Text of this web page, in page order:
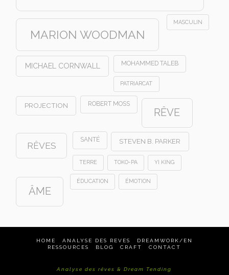
MARION WOODMAN
MASCULIN
MICHAEL CORNWALL MOHAMMED TALEB
PATRIARCAT
PROJECTION ROBERT MOSS
RÊVE
RÊVES
SANTÉ STEVEN B. PARKER
TERRE TOKO-PA YI KING
ÂME
ÉDUCATION ÉMOTION
HOME ANALYSE DES REVES
DREAMWORK/EN
RESSOURCES
BLOG CRAFT CONTACT
Analyse des rêves & Dream Tending